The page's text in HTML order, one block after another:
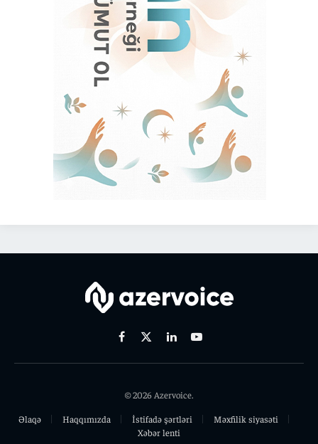
Facebook
X
LinkedinYoutube
© 2026 Azervoice.
Əlaqə
Haqqımızda İstifadə şərtləri
Məxfilik siyasəti
Xəbər lenti